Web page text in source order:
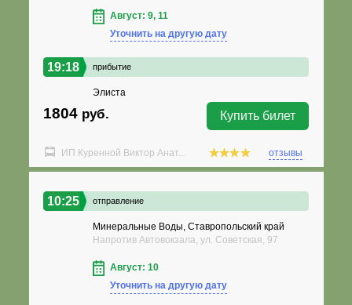
Август: 9, 11
Уточнить на другую дату
19:18 прибытие
Элиста
1804 руб. Купить билет
ИП Куренной Виктор Анат... отзывы
10:25 отправление
Минеральные Воды, Ставропольский край
Напротив Автовокзала, ул. Советская, 97
Август: 10
Уточнить на другую дату